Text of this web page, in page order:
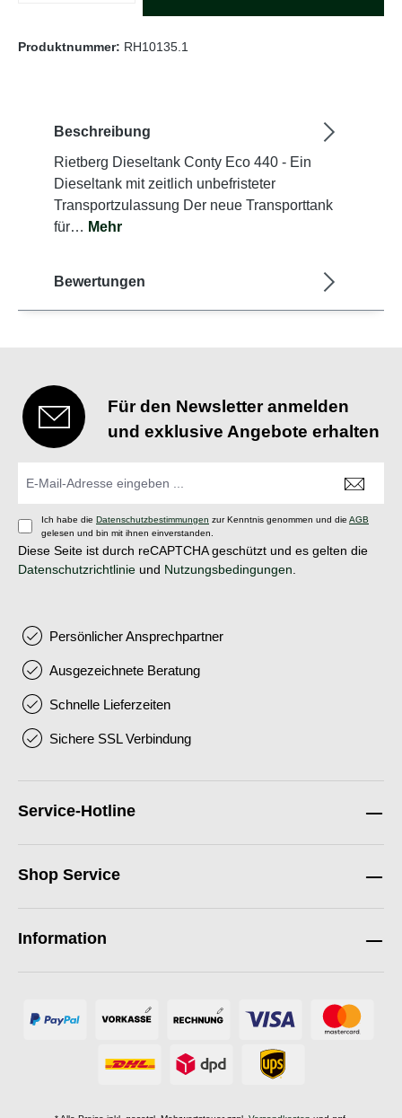
Produktnummer: RH10135.1
Beschreibung
Rietberg Dieseltank Conty Eco 440 - Ein
Dieseltank mit zeitlich unbefristeter
Transportzulassung Der neue Transporttank
für… Mehr
Bewertungen
Für den Newsletter anmelden
und exklusive Angebote erhalten
Ich habe die Datenschutzbestimmungen zur Kenntnis genommen und die AGB
gelesen und bin mit ihnen einverstanden.
Diese Seite ist durch reCAPTCHA geschützt und es gelten die
Datenschutzrichtlinie und Nutzungsbedingungen
Persönlicher Ansprechpartner
Ausgezeichnete Beratung
Schnelle Lieferzeiten
Sichere SSL Verbindung
Service-Hotline
Shop Service
Information